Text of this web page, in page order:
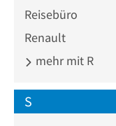
Reisebüro
Renault
mehr mit R
S